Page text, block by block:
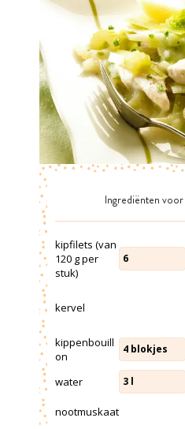
Ingrediënten voor
kipfilets (van
120 g per
stuk)
6
kervel
kippenbouill
on
4 blokjes
water 3 l
nootmuskaat